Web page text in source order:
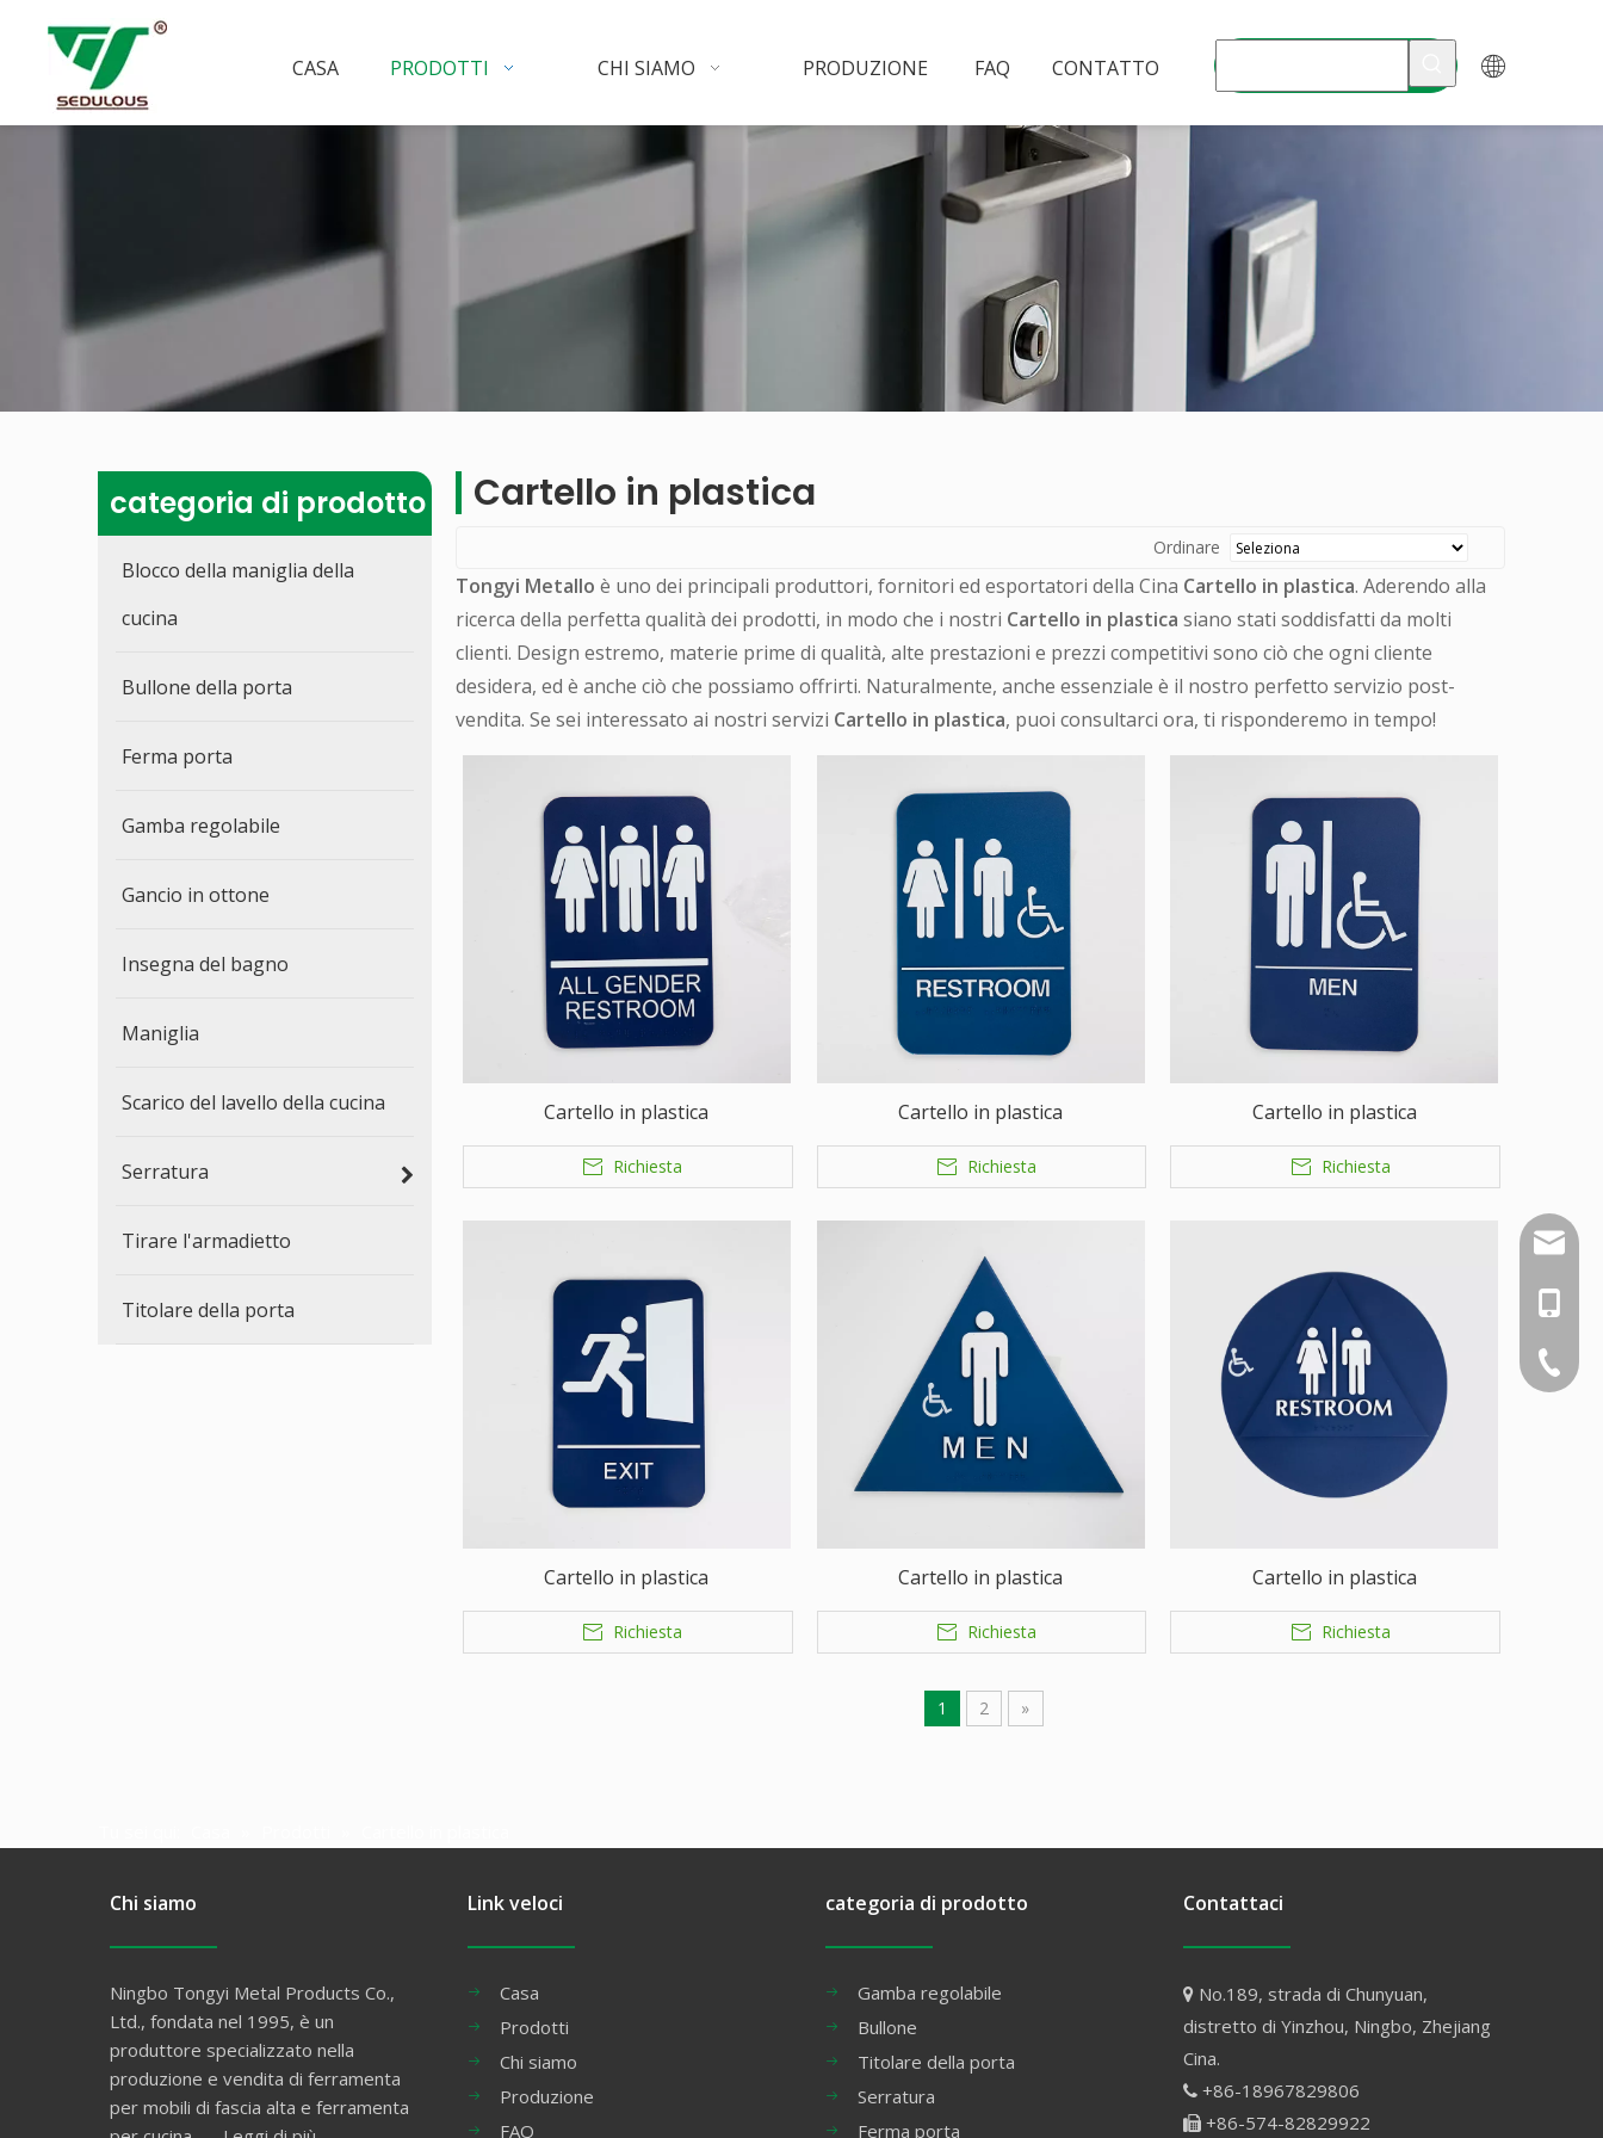
CASA PRODOTTI CHI SIAMO PRODUZIONE FAQ CONTATTO
categoria di prodotto
Blocco della maniglia della
cucina
Bullone della porta
Ferma porta
Gamba regolabile
Gancio in ottone
Insegna del bagno
Maniglia
Scarico del lavello della cucina
Serratura
Tirare l'armadietto
Titolare della porta
Cartello in plastica
Ordinare
Tongyi Metallo è uno dei principali produttori, fornitori ed esportatori della Cina Cartello in plastica. Aderendo alla
ricerca della perfetta qualità dei prodotti, in modo che i nostri Cartello in plastica siano stati soddisfatti da molti
clienti. Design estremo, materie prime di qualità, alte prestazioni e prezzi competitivi sono ciò che ogni cliente
desidera, ed è anche ciò che possiamo offrirti. Naturalmente, anche essenziale è il nostro perfetto servizio post-
vendita. Se sei interessato ai nostri servizi Cartello in plastica, puoi consultarci ora, ti risponderemo in tempo!
Cartello in plastica
Richiesta
Cartello in plastica
Richiesta
Cartello in plastica
Richiesta
Cartello in plastica
Richiesta
Cartello in plastica
Richiesta
Cartello in plastica
Richiesta
1 2 »
Chi siamo
Ningbo Tongyi Metal Products Co.,
Ltd., fondata nel 1995, è un
produttore specializzato nella
produzione e vendita di ferramenta
per mobili di fascia alta e ferramenta
Link veloci
Casa
Prodotti
Chi siamo
Produzione
FAQ
categoria di prodotto
Gamba regolabile
Bullone
Titolare della porta
Serratura
Ferma porta
Contattaci
 No.189, strada di Chunyuan,
distretto di Yinzhou, Ningbo, Zhejiang
Cina.
 +86-18967829806
 +86-574-82829922
+86-